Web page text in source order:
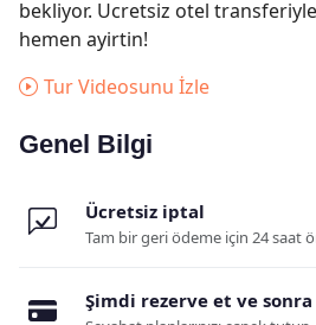
bekliyor. Ucretsiz otel
hemen ayirtin!
Tur Videosunu İzle
Genel Bilgi
Ücretsiz iptal
Tam bir geri ödeme için 24 saat
Şimdi rezerve et ve